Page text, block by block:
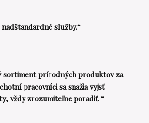
nadštandardné služby.“
sortiment prírodných produktov za
pracovníci sa snažia vyjsť
vždy zrozumiteľne poradiť. “